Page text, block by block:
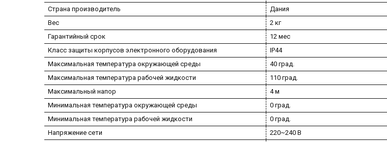
Страна производитель
Дания
Вес
2 кг
Гарантийный срок
12 мес
Класс защиты корпусов электронного оборудования
IP44
Максимальная температура окружающей среды
40 град.
Максимальная температура рабочей жидкости
110 град.
Максимальный напор
4 м
Минимальная температура окружающей среды
0 град.
Минимальная температура рабочей жидкости
0 град.
Напряжение сети
220~240 В